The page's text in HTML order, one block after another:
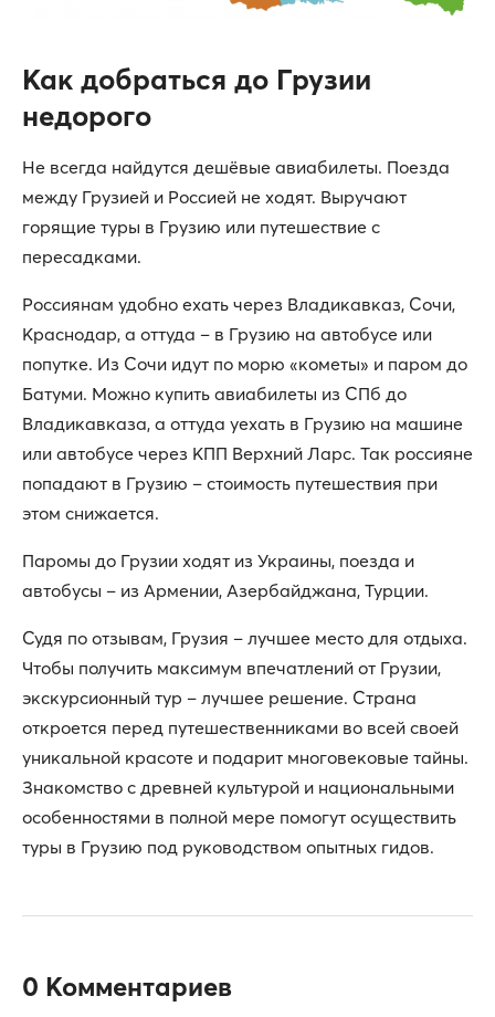
Как добраться до Грузии
недорого
Не всегда найдутся дешёвые авиабилеты. Поезда
между Грузией и Россией не ходят. Выручают
горящие туры в Грузию или путешествие с
пересадками.
Россиянам удобно ехать через Владикавказ, Сочи,
Краснодар, а оттуда – в Грузию на автобусе или
попутке. Из Сочи идут по морю «кометы» и паром до
Батуми. Можно купить авиабилеты из СПб до
Владикавказа, а оттуда уехать в Грузию на машине
или автобусе через КПП Верхний Ларс. Так россияне
попадают в Грузию – стоимость путешествия при
этом снижается.
Паромы до Грузии ходят из Украины, поезда и
автобусы – из Армении, Азербайджана, Турции.
Судя по отзывам, Грузия – лучшее место для отдыха.
Чтобы получить максимум впечатлений от Грузии,
экскурсионный тур – лучшее решение. Страна
откроется перед путешественниками во всей своей
уникальной красоте и подарит многовековые тайны.
Знакомство с древней культурой и национальными
особенностями в полной мере помогут осуществить
туры в Грузию под руководством опытных гидов.
0 Комментариев